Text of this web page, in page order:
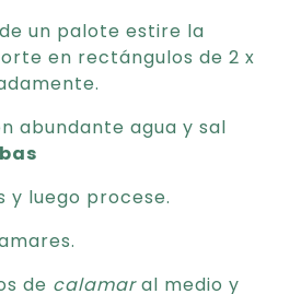
un palote estire la
en rectángulos de 2 x
abundante agua y sal
y luego procese.
de calamaral medio y